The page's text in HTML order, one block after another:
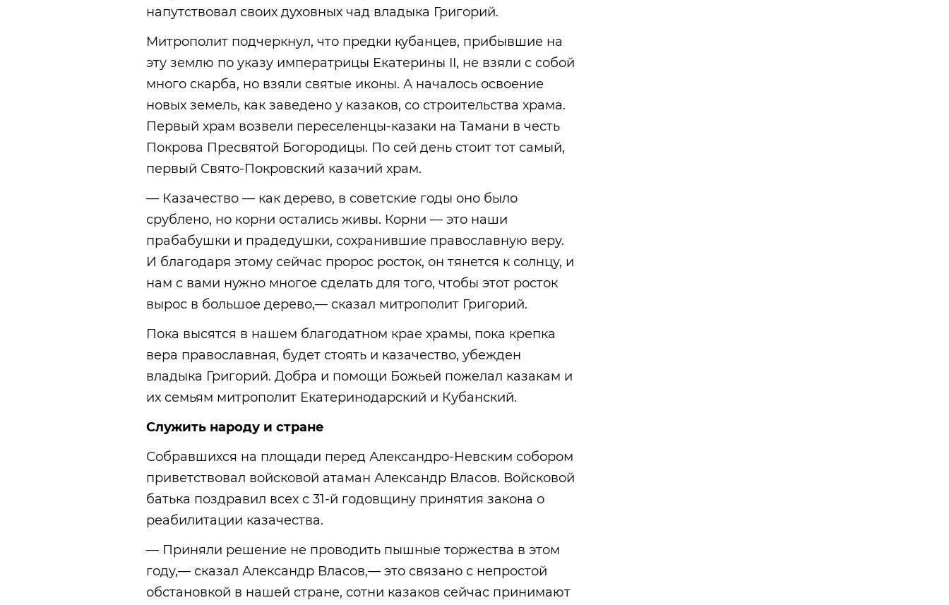
напутствовал своих духовных чад владыка Григорий.
Митрополит подчеркнул, что предки кубанцев, прибывшие на
эту землю по указу императрицы Екатерины II, не взяли с собой
много скарба, но взяли святые иконы. А началось освоение
новых земель, как заведено у казаков, со строительства храма.
Первый храм возвели переселенцы-казаки на Тамани в честь
Покрова Пресвятой Богородицы. По сей день стоит тот самый,
первый Свято-Покровский казачий храм.
— Казачество — как дерево, в советские годы оно было
срублено, но корни остались живы. Корни — это наши
прабабушки и прадедушки, сохранившие православную веру.
И благодаря этому сейчас пророс росток, он тянется к солнцу, и
нам с вами нужно многое сделать для того, чтобы этот росток
вырос в большое дерево,— сказал митрополит Григорий.
Пока высятся в нашем благодатном крае храмы, пока крепка
вера православная, будет стоять и казачество, убежден
владыка Григорий. Добра и помощи Божьей пожелал казакам и
их семьям митрополит Екатеринодарский и Кубанский.
Служить народу и стране
Собравшихся на площади перед Александро-Невским собором
приветствовал войсковой атаман Александр Власов. Войсковой
батька поздравил всех с 31-й годовщину принятия закона о
реабилитации казачества.
— Приняли решение не проводить пышные торжества в этом
году,— сказал Александр Власов,— это связано с непростой
обстановкой в нашей стране, сотни казаков сейчас принимают